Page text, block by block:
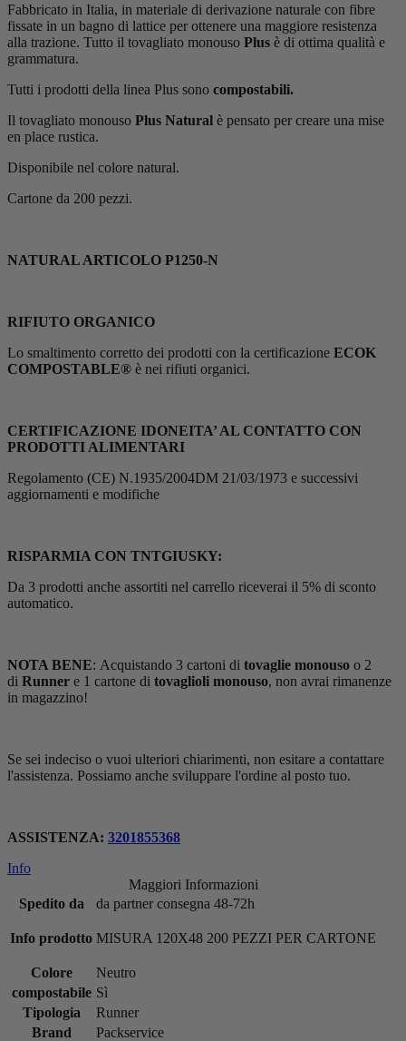
Fabbricato in Italia, in materiale di derivazione naturale con fibre
fissate in un bagno di lattice per ottenere una maggiore resistenza
alla trazione. Tutto il tovagliato monouso Plus è di ottima qualità e
grammatura.
Tutti i prodotti della linea Plus sono compostabili.
Il tovagliato monouso Plus Natural è pensato per creare una mise
en place rustica.
Disponibile nel colore natural.
Cartone da 200 pezzi.
NATURAL ARTICOLO P1250-N
RIFIUTO ORGANICO
Lo smaltimento corretto dei prodotti con la certificazione ECOK
COMPOSTABLE® è nei rifiuti organici.
CERTIFICAZIONE IDONEITA’ AL CONTATTO CON
PRODOTTI ALIMENTARI
Regolamento (CE) N.1935/2004DM 21/03/1973 e successivi
aggiornamenti e modifiche
RISPARMIA CON TNTGIUSKY:
Da 3 prodotti anche assortiti nel carrello riceverai il 5% di sconto
automatico.
NOTA BENE: Acquistando 3 cartoni di tovaglie monouso o 2
di Runner e 1 cartone di tovaglioli monouso, non avrai rimanenze
in magazzino!
Se sei indeciso o vuoi ulteriori chiarimenti, non esitare a contattare
l'assistenza. Possiamo anche sviluppare l'ordine al posto tuo.
ASSISTENZA: 3201855368
Info
Maggiori Informazioni
Spedito da
da partner consegna 48-72h
Info prodotto MISURA 120X48 200 PEZZI PER CARTONE
Colore
Neutro
compostabile Sì
Tipologia
Runner
Brand
Packservice